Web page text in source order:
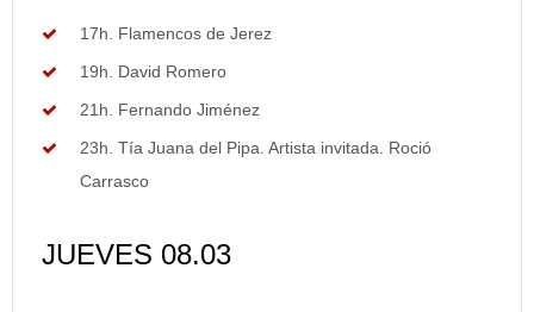
17h. Flamencos de Jerez
19h. David Romero
21h. Fernando Jiménez
23h. Tía Juana del Pipa. Artista invitada. Roció
Carrasco
JUEVES 08.03